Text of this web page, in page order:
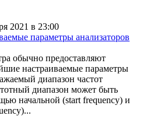
2021 в 23:00
параметры анализаторов
обычно предоставляют
настраиваемые параметры
диапазон частот
диапазон может быть
начальной (start frequency) и